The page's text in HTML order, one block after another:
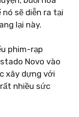
sẽ diễn ra tại
lại này.
phim-rạp
Novo vào
xây dựng với
nhiều sức